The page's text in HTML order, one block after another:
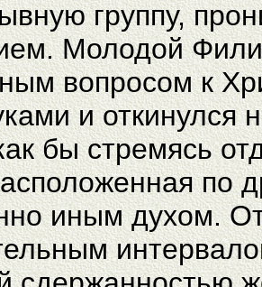
группу,
Молодой
вопросом к
и откинулся
бы стремясь
по
иным духом.